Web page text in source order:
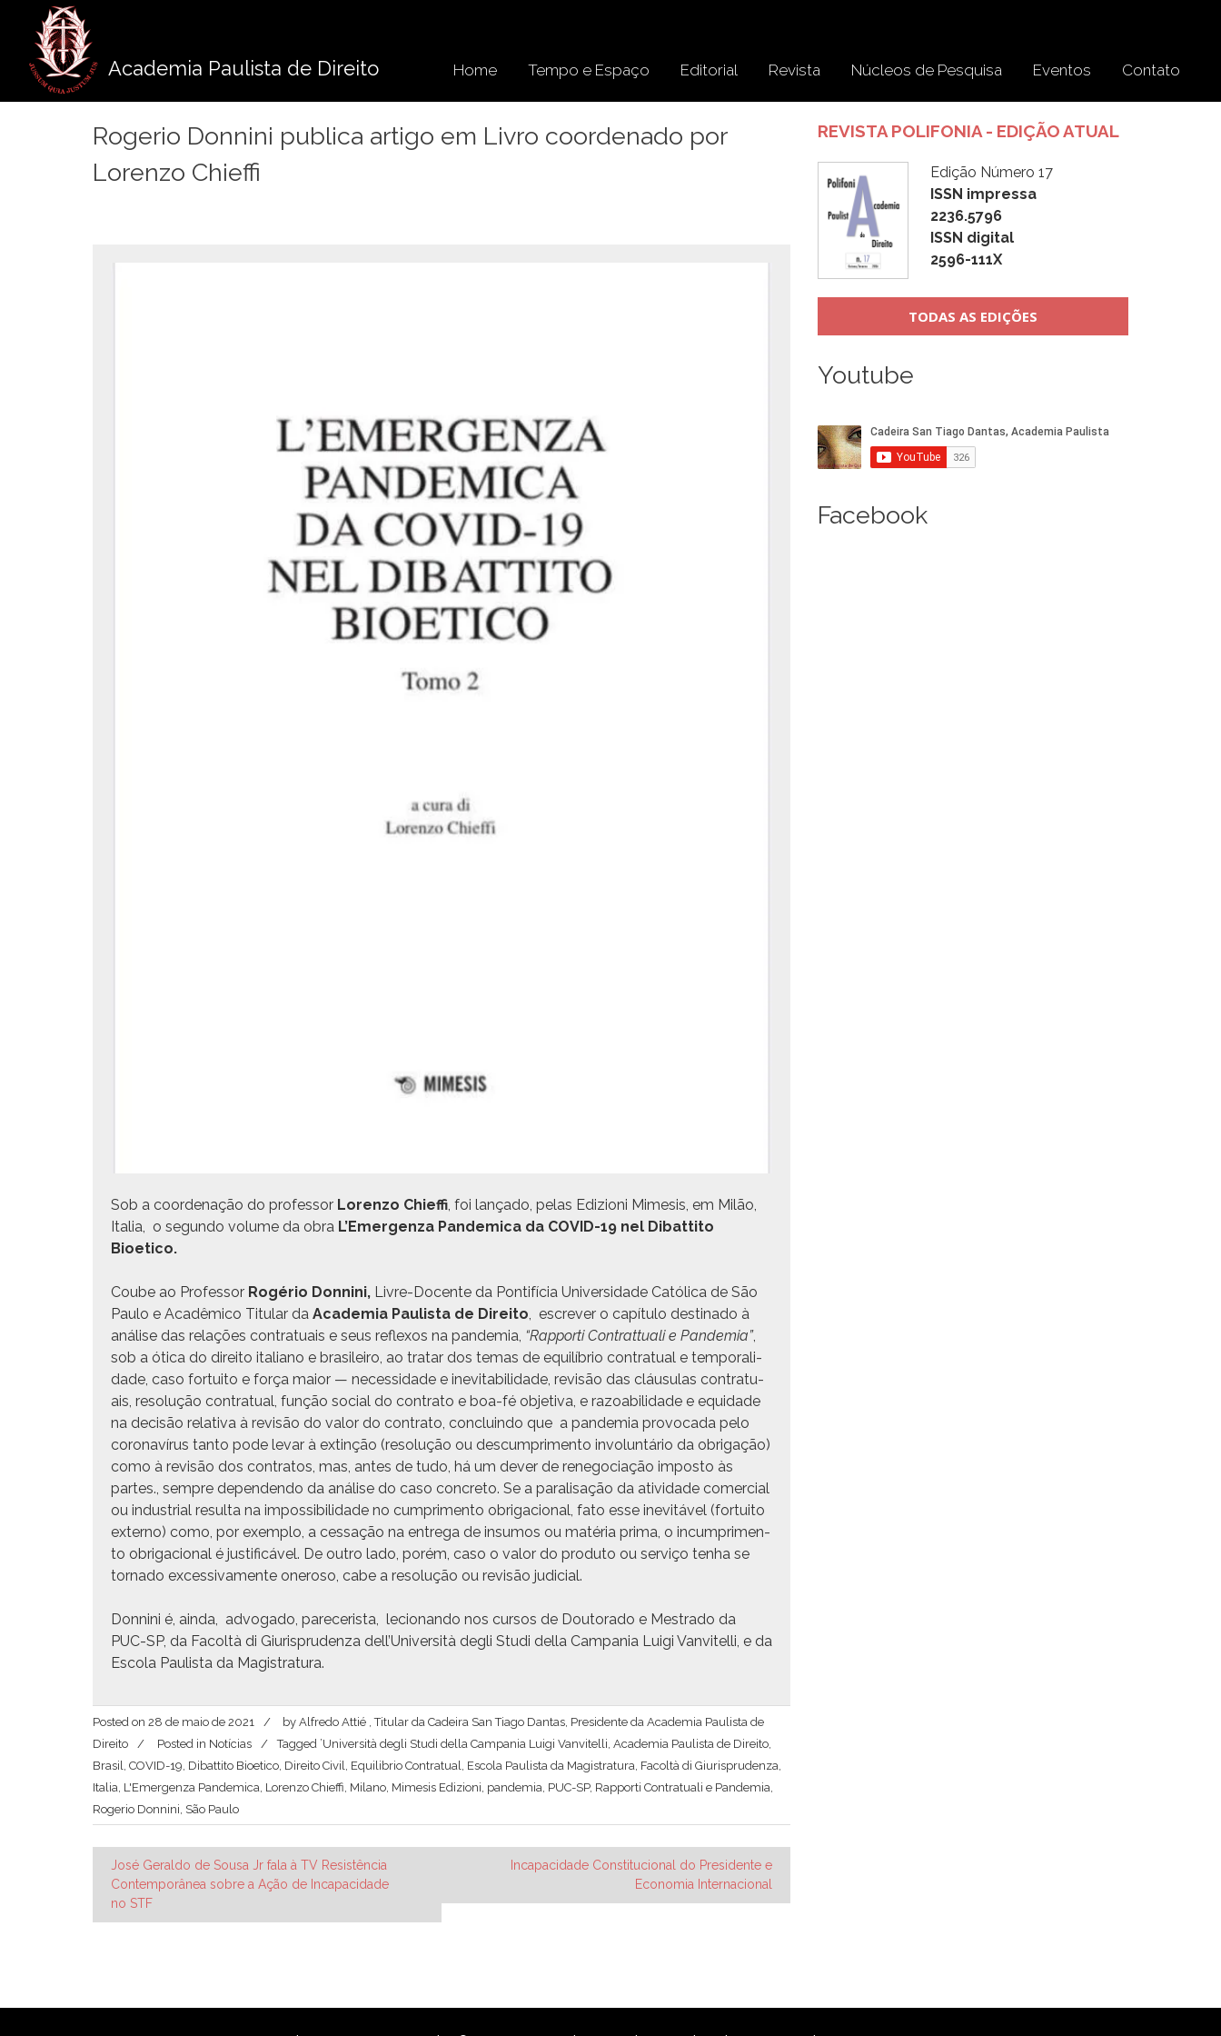
conteúdo
Academia Paulista de Direito Home Tempo e Espaço Editorial Revista Núcleos de Pesquisa Eventos Contato
Rogerio Donnini publica artigo em Livro coordenado por
Lorenzo Chieffi
Sob a coor­de­nação do pro­fes­sor Loren­zo Chi­ef­fi, foi lança­do, pelas Edi­zioni Mime­sis, em Milão,
Italia, o segun­do vol­ume da obra L’Emergenza Pan­dem­i­ca da COVID-19 nel Dibat­ti­to
Bioetico.
Coube ao Pro­fes­sor Rogério Don­ni­ni, Livre-Docente da Pon­tif­í­cia Uni­ver­si­dade Católi­ca de São
Paulo e Acadêmi­co Tit­u­lar da Acad­e­mia Paulista de Dire­ito, escr­ev­er o capí­tu­lo des­ti­na­do à
análise das relações con­trat­u­ais e seus reflex­os na pan­demia, “Rap­por­ti Con­trat­tuali e Pan­demia”,
sob a óti­ca do dire­ito ital­iano e brasileiro, ao tratar dos temas de equi­líbrio con­trat­u­al e tem­po­ral­i­
dade, caso for­tu­ito e força maior — neces­si­dade e inevitabil­i­dade, revisão das cláusu­las con­trat­u­
ais, res­olução con­trat­u­al, função social do con­tra­to e boa-fé obje­ti­va, e razoa­bil­i­dade e equidade
na decisão rel­a­ti­va à revisão do val­or do con­tra­to, con­cluin­do que a pan­demia provo­ca­da pelo
coro­n­avírus tan­to pode levar à extinção (res­olução ou des­cumpri­men­to invol­un­tário da obri­gação)
como à revisão dos con­tratos, mas, antes de tudo, há um dev­er de rene­go­ci­ação impos­to às
partes., sem­pre depen­den­do da análise do caso con­cre­to. Se a par­al­isação da ativi­dade com­er­cial
ou indus­tri­al resul­ta na impos­si­bil­i­dade no cumpri­men­to obri­ga­cional, fato esse inevitáv­el (for­tu­ito
exter­no) como, por exem­p­lo, a ces­sação na entre­ga de insumos ou matéria pri­ma, o incumpri­men­
to obri­ga­cional é jus­ti­ficáv­el. De out­ro lado, porém, caso o val­or do pro­du­to ou serviço ten­ha se
tor­na­do exces­si­va­mente oneroso, cabe a res­olução ou revisão judicial.
​Don­ni­ni é, ain­da, advo­ga­do, pare­cerista, lecio­nan­do nos cur­sos de Doutora­do e Mestra­do da
PUC-SP, da Facoltà di Giurispru­den­za dell’Università degli Stu­di del­la Cam­pa­nia Lui­gi Van­vitel­li, e da
Esco­la Paulista da Magistratura.
Posted on 28 de maio de 2021 by Alfredo Attié , Titular da Cadeira San Tiago Dantas, Presidente da Academia Paulista de
Direito
Posted in Notícias Tagged ’Università degli Studi della Campania Luigi Vanvitelli, Academia Paulista de Direito,
Brasil, COVID-19, Dibattito Bioetico, Direito Civil, Equilibrio Contratual, Escola Paulista da Magistratura, Facoltà di Giurisprudenza,
Italia, L'Emergenza Pandemica, Lorenzo Chieffi, Milano, Mimesis Edizioni, pandemia, PUC-SP, Rapporti Contratuali e Pandemia,
Rogerio Donnini, São Paulo
Navegação
de
Post
José Geraldo de Sousa Jr fala à TV Resistência
Contemporânea sobre a Ação de Incapacidade
no STF
Incapacidade Constitucional do Presidente e
Economia Internacional
REVISTA POLIFONIA - EDIÇÃO ATUAL
Edição Número 17
ISSN impressa
2236.5796
ISSN digital
2596-111X
TODAS AS EDIÇÕES
Youtube
Facebook